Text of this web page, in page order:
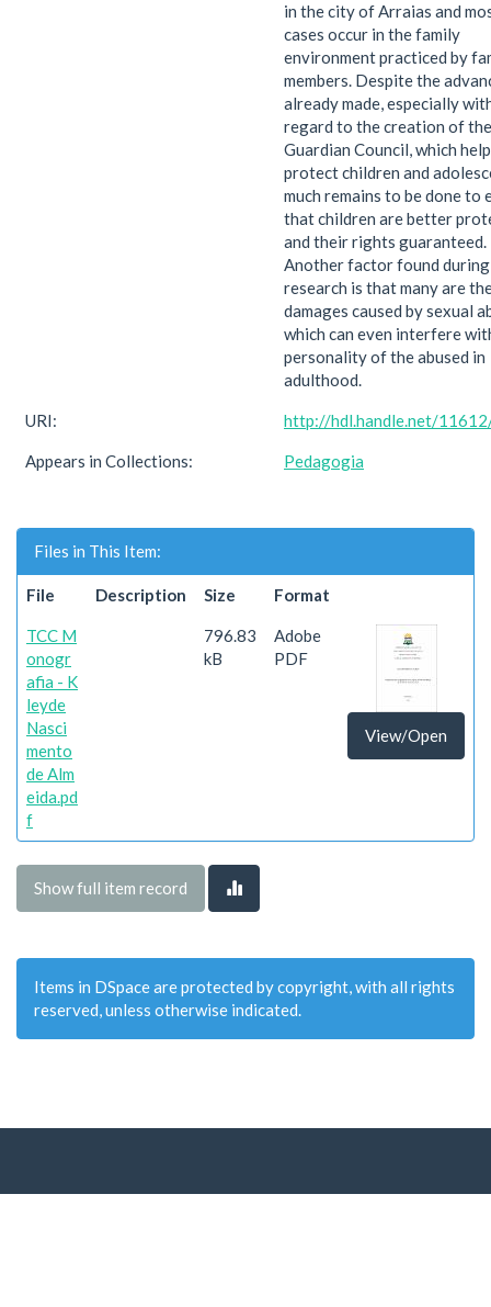
in the city of Arraias and
cases occur in the family
environment practiced by
members. Despite the
already made, especially
regard to the creation of the
Guardian Council, which
protect children and
much remains to be done to
that children are better
and their rights guaranteed.
Another factor found
research is that many are
damages caused by sexual
which can even interfere
personality of the abused in
adulthood.
URI: http://hdl.handle.net/
Appears in Collections: Pedagogia
Files in This Item:
File Description Size Format
TCC M
onogr
afia - K
leyde
Nasci
mento
de Alm
eida.pd
f
796.83
kB
Adobe
PDF
View/Open
Show full item record
Items in DSpace are protected by copyright, with all rights
reserved, unless otherwise indicated.